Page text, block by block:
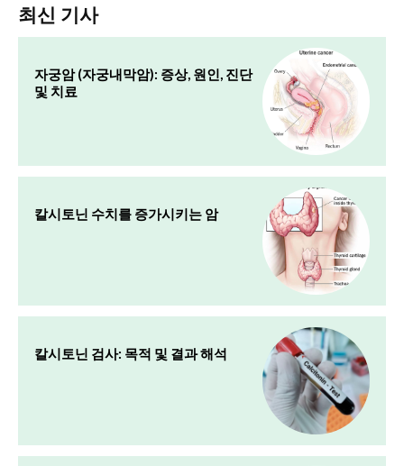
최신 기사
자궁암 (자궁내막암): 증상, 원인, 진단
및 치료
칼시토닌 수치를 증가시키는 암
칼시토닌 검사: 목적 및 결과 해석